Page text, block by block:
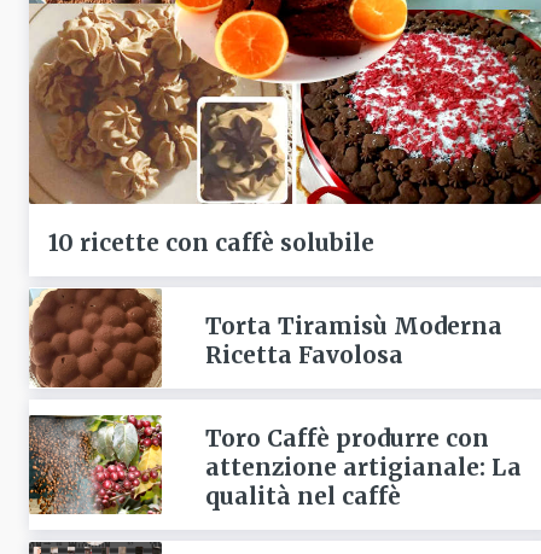
10 ricette con caffè solubile
Torta Tiramisù Moderna
Ricetta Favolosa
Toro Caffè produrre con
attenzione artigianale: La
qualità nel caffè